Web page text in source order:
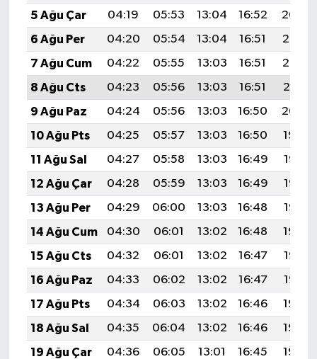
5 Ağu Çar
04:19 05:53 13:04 16:52
20:04
6 Ağu Per
04:20 05:54 13:04 16:51
20:03
7 Ağu Cum
04:22 05:55 13:03 16:51
20:02
8 Ağu Cts
04:23 05:56 13:03 16:51
20:01
9 Ağu Paz
04:24 05:56 13:03 16:50
20:00
10 Ağu Pts
04:25 05:57 13:03 16:50
19:59
11 Ağu Sal
04:27 05:58 13:03 16:49
19:58
12 Ağu Çar
04:28 05:59 13:03 16:49
19:57
13 Ağu Per
04:29 06:00 13:03 16:48
19:55
14 Ağu Cum
04:30 06:01 13:02 16:48
19:54
15 Ağu Cts
04:32 06:01 13:02 16:47
19:53
16 Ağu Paz
04:33 06:02 13:02 16:47
19:52
17 Ağu Pts
04:34 06:03 13:02 16:46
19:50
18 Ağu Sal
04:35 06:04 13:02 16:46
19:49
19 Ağu Çar
04:36 06:05 13:01 16:45
19:48